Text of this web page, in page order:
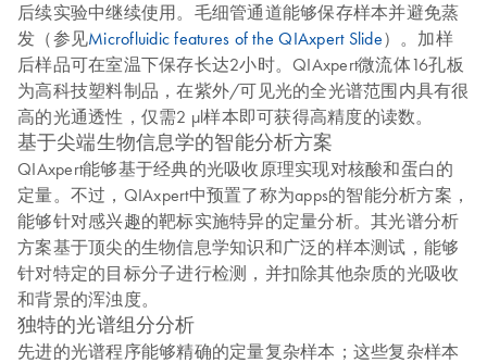
后续实验中继续使用。毛细管通道能够保存样本并避免蒸
发（参见Microfluidic features of the QIAxpert Slide）。加样
后样品可在室温下保存长达2小时。QIAxpert微流体16孔板
为高科技塑料制品，在紫外/可见光的全光谱范围内具有很
高的光通透性，仅需2 μl样本即可获得高精度的读数。
基于尖端生物信息学的智能分析方案
QIAxpert能够基于经典的光吸收原理实现对核酸和蛋白的
定量。不过，QIAxpert中预置了称为apps的智能分析方案，
能够针对感兴趣的靶标实施特异的定量分析。其光谱分析
方案基于顶尖的生物信息学知识和广泛的样本测试，能够
针对特定的目标分子进行检测，并扣除其他杂质的光吸收
和背景的浑浊度。
独特的光谱组分分析
先进的光谱程序能够精确的定量复杂样本；这些复杂样本